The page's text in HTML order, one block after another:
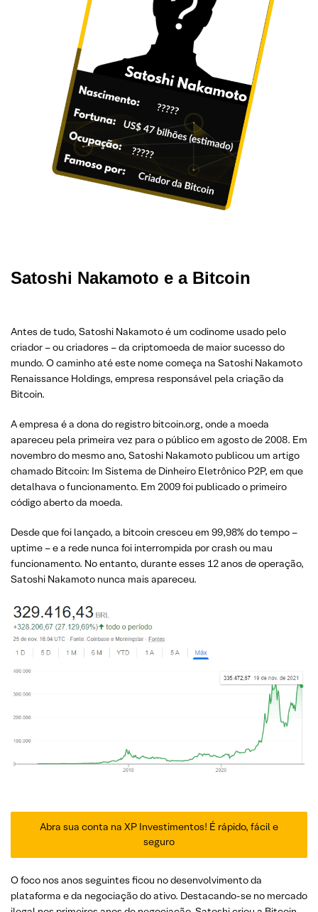
Satoshi Nakamoto e a Bitcoin
Antes de tudo, Satoshi Nakamoto é um codinome usado pelo
criador – ou criadores – da criptomoeda de maior sucesso do
mundo. O caminho até este nome começa na Satoshi Nakamoto
Renaissance Holdings, empresa responsável pela criação da
Bitcoin.
A empresa é a dona do registro bitcoin.org, onde a moeda
apareceu pela primeira vez para o público em agosto de 2008. Em
novembro do mesmo ano, Satoshi Nakamoto publicou um artigo
chamado Bitcoin: Im Sistema de Dinheiro Eletrônico P2P, em que
detalhava o funcionamento. Em 2009 foi publicado o primeiro
código aberto da moeda.
Desde que foi lançado, a bitcoin cresceu em 99,98% do tempo –
uptime – e a rede nunca foi interrompida por crash ou mau
funcionamento. No entanto, durante esses 12 anos de operação,
Satoshi Nakamoto nunca mais apareceu.
Abra sua conta na XP Investimentos! É rápido, fácil e
seguro
O foco nos anos seguintes ficou no desenvolvimento da
plataforma e da negociação do ativo. Destacando-se no mercado